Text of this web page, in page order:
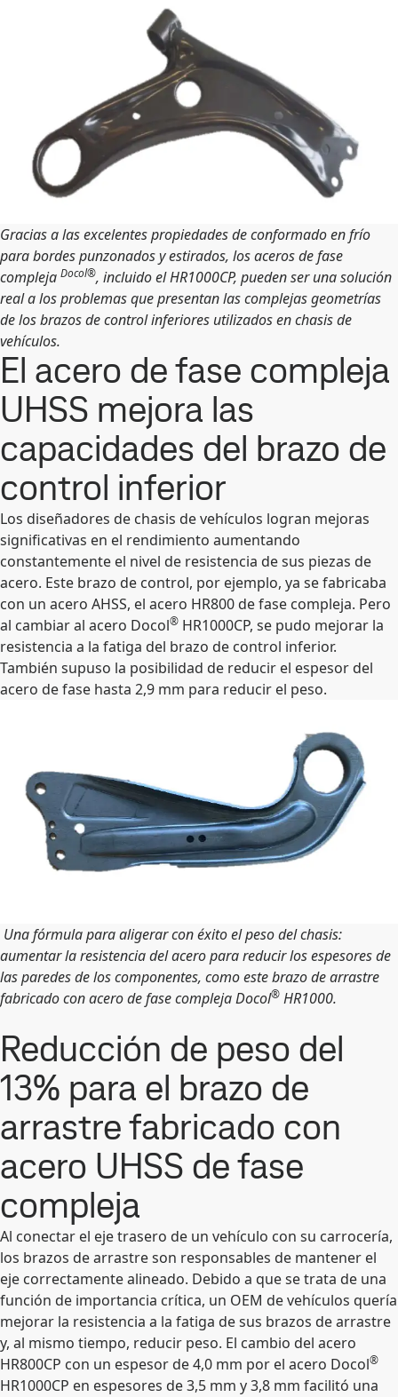
Gracias a las excelentes propiedades de conformado en frío
para bordes punzonados y estirados, los aceros de fase
compleja Docol®, incluido el HR1000CP, pueden ser una solución
real a los problemas que presentan las complejas geometrías
de los brazos de control inferiores utilizados en chasis de
vehículos.
El acero de fase compleja
UHSS mejora las
capacidades del brazo de
control inferior
Los diseñadores de chasis de vehículos logran mejoras
significativas en el rendimiento aumentando
constantemente el nivel de resistencia de sus piezas de
acero. Este brazo de control, por ejemplo, ya se fabricaba
con un acero AHSS, el acero HR800 de fase compleja. Pero
al cambiar al acero Docol® HR1000CP, se pudo mejorar la
resistencia a la fatiga del brazo de control inferior.
También supuso la posibilidad de reducir el espesor del
acero de fase hasta 2,9 mm para reducir el peso.
Una fórmula para aligerar con éxito el peso del chasis:
aumentar la resistencia del acero para reducir los espesores de
las paredes de los componentes, como este brazo de arrastre
fabricado con acero de fase compleja Docol® HR1000.
Reducción de peso del
13% para el brazo de
arrastre fabricado con
acero UHSS de fase
compleja
Al conectar el eje trasero de un vehículo con su carrocería,
los brazos de arrastre son responsables de mantener el
eje correctamente alineado. Debido a que se trata de una
función de importancia crítica, un OEM de vehículos quería
mejorar la resistencia a la fatiga de sus brazos de arrastre
y, al mismo tiempo, reducir peso. El cambio del acero
HR800CP con un espesor de 4,0 mm por el acero Docol®
HR1000CP en espesores de 3,5 mm y 3,8 mm facilitó una